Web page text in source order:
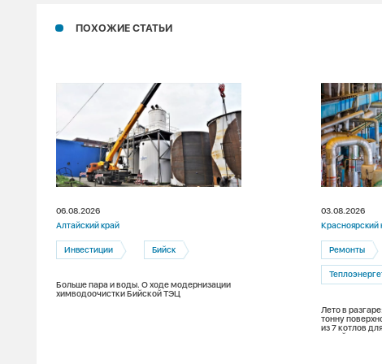
ПОХОЖИЕ СТАТЬИ
06.08.2026
Алтайский край
Инвестиции Бийск
Больше пара и воды. О ходе модернизации
химводоочистки Бийской ТЭЦ
03.08.2026
Красноярский
Ремонты
Лето в
тонну
из 7 котлов
зимой